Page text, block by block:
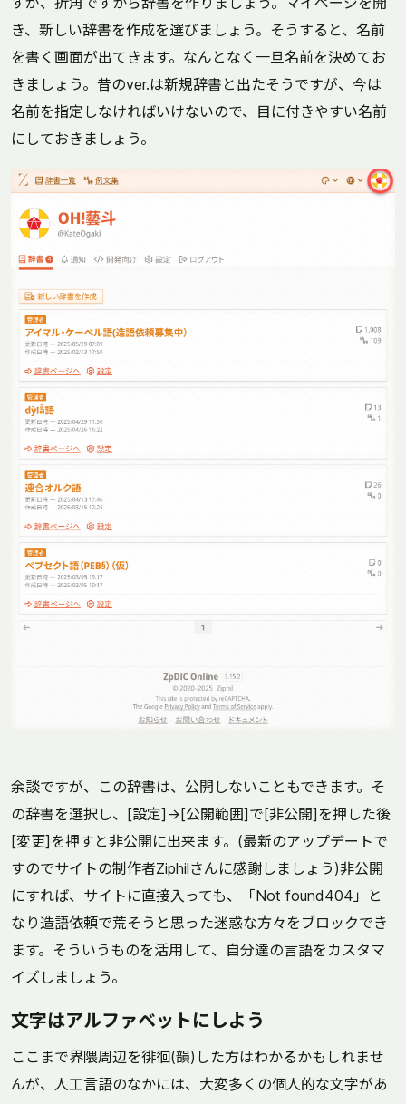
き、新しい辞書を作成を選びましょう。そうすると、名前
を書く画面が出てきます。なんとなく一旦名前を決めてお
きましょう。昔のver.は新規辞書と出たそうですが、今は
名前を指定しなければいけないので、目に付きやすい名前
にしておきましょう。
余談ですが、この辞書は、公開しないこともできます。そ
の辞書を選択し、[設定]→[公開範囲]で[非公開]を押した後
[変更]を押すと非公開に出来ます。(最新のアップデートで
すのでサイトの制作者Ziphilさんに感謝しましょう)非公開
にすれば、サイトに直接入っても、「Not found404」と
なり造語依頼で荒そうと思った迷惑な方々をブロックでき
ます。そういうものを活用して、自分達の言語をカスタマ
イズしましょう。
文字はアルファベットにしよう
ここまで界隈周辺を徘徊(韻)した方はわかるかもしれませ
んが、人工言語のなかには、大変多くの個人的な文字があ